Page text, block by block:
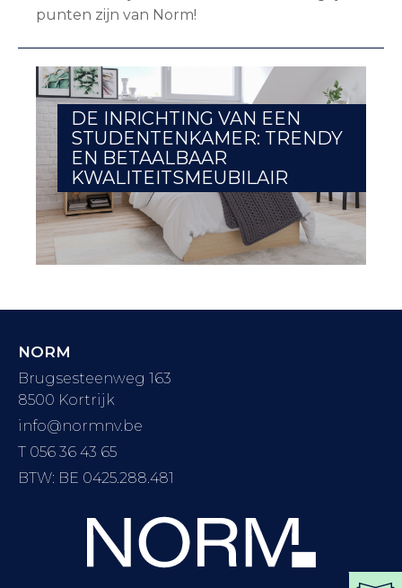
punten zijn van Norm!
DE INRICHTING VAN EEN
STUDENTENKAMER: TRENDY
EN BETAALBAAR
KWALITEITSMEUBILAIR
NORM
Brugsesteenweg 163
8500 Kortrijk
info@normnv.be
T 056 36 43 65
BTW: BE 0425.288.481